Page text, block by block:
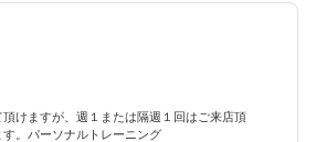
けますが、週１または隔週１回はご来店頂
。パーソナルトレーニング